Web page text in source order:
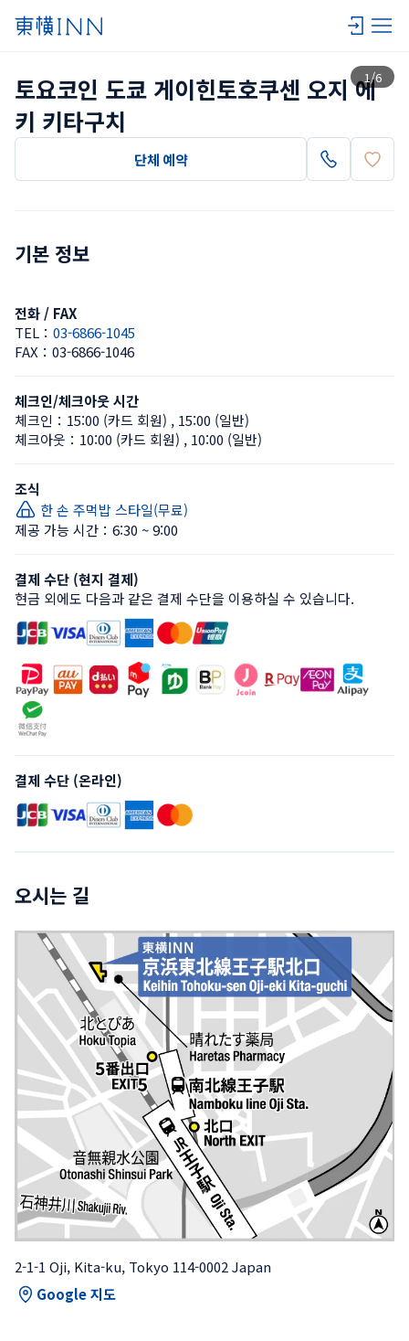
1/6
목록 보기
토요코인 도쿄 게이힌토호쿠센 오지 에
키 키타구치
단체 예약
기본 정보
전화 / FAX
TEL： 03-6866-1045
FAX： 03-6866-1046
체크인/체크아웃 시간
체크인： 15:00 (카드 회원) , 15:00 (일반)
체크아웃： 10:00 (카드 회원) , 10:00 (일반)
조식
한 손 주먹밥 스타일(무료)
제공 가능 시간：6:30 ~ 9:00
결제 수단 (현지 결제)
현금 외에도 다음과 같은 결제 수단을 이용하실 수 있습니다.
결제 수단 (온라인)
오시는 길
2-1-1 Oji, Kita-ku, Tokyo 114-0002 Japan
Google 지도